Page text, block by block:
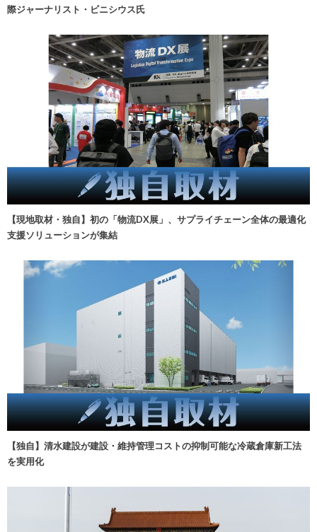
際ジャーナリスト・ビニシウス氏
【現地取材・独自】初の「物流DX展」、サプライチェーン全体の最適化
支援ソリューションが集結
【独自】清水建設が建設・維持管理コストの抑制可能な冷蔵倉庫新工法
を実用化